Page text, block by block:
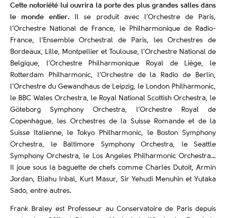
Cette notoriété lui ouvrira la porte des plus grandes salles dans
le monde entier. Il se produit avec l’Orchestre de Paris,
l’Orchestre National de France, le Philharmonique de Radio-
France, l’Ensemble Orchestral de Paris, les Orchestres de
Bordeaux, Lille, Montpellier et Toulouse, l’Orchestre National de
Belgique, l’Orchestre Philharmonique Royal de Liège, le
Rotterdam Philharmonic, l’Orchestre de la Radio de Berlin,
l’Orchestre du Gewandhaus de Leipzig, le London Philharmonic,
le BBC Wales Orchestra, le Royal National Scottish Orchestra, le
Göteborg Symphony Orchestra, l’Orchestre Royal de
Copenhague, les Orchestres de la Suisse Romande et de la
Suisse Italienne, le Tokyo Philharmonic, le Boston Symphony
Orchestra, le Baltimore Symphony Orchestra, le Seattle
Symphony Orchestra, le Los Angeles Philharmonic Orchestra…
Il joue sous la baguette de chefs comme Charles Dutoit, Armin
Jordan, Eliahu Inbal, Kurt Masur, Sir Yehudi Menuhin et Yutaka
Sado, entre autres.
Frank Braley est Professeur au Conservatoire de Paris depuis